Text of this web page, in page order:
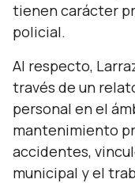
tienen carácter
policial.
Al respecto,
través de un
personal en el
mantenimiento
accidentes,
municipal y el